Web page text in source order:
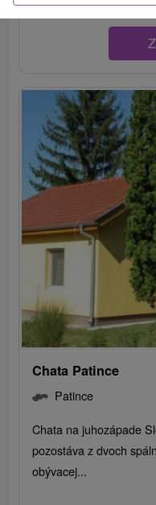
Chata Patince
Patince
Chata na juhozápade
pozostáva z dvoch
obývacej...